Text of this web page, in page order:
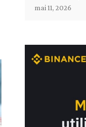
mai 11, 2026